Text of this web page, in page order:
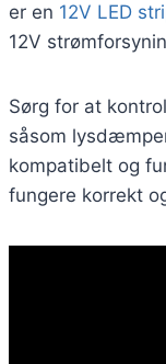
er en 12V LED
12V
Sørg for at
såsom
kompatibelt og
fungere korrekt